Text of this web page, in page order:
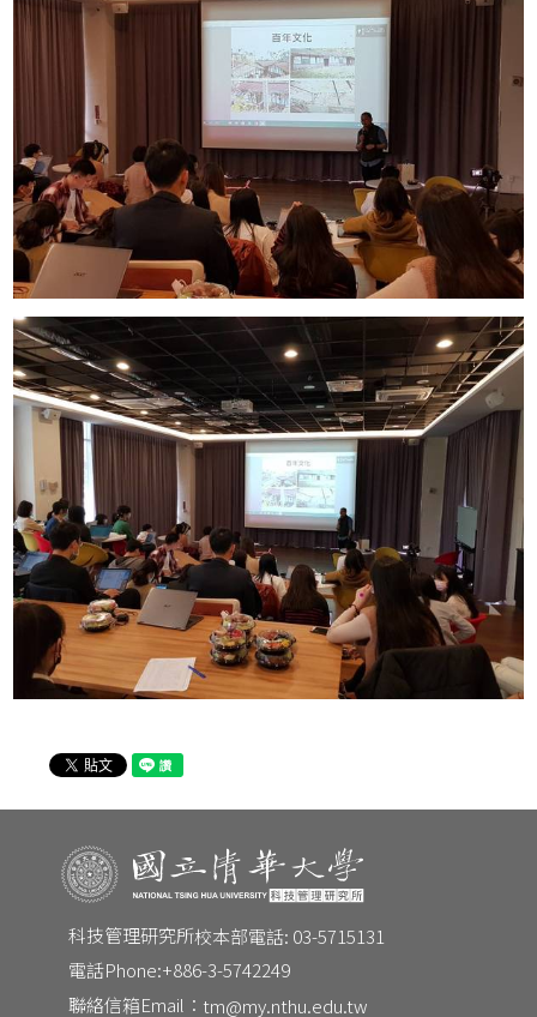
CONTACT
Email：tm@my.nthu.edu.tw
校本部電話： 校本部電話: 03-5715131
30013 新竹市光復路二段101號 台積館 R545
科技管理研究所校本部電話: 03-5715131
電話Phone:+886-3-5742249
聯絡信箱Email： tm@my.nthu.edu.tw